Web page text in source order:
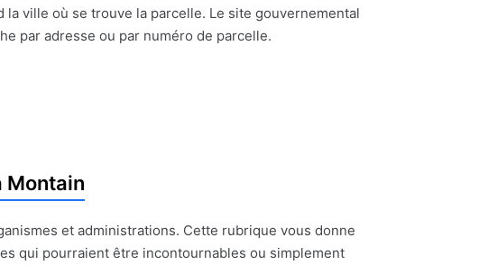
ville où se trouve la parcelle. Le site gouvernemental
par adresse ou par numéro de parcelle.
Montain
et administrations. Cette rubrique vous donne
qui pourraient être incontournables ou simplement